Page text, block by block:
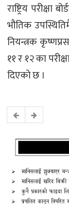
राष्ट्रिय
भौतिक
नियन्त्रक
११ र १२ का
दिएको छ ।